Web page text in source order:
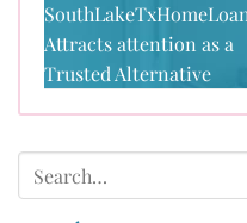
Attracts attention as a
Trusted Alternative